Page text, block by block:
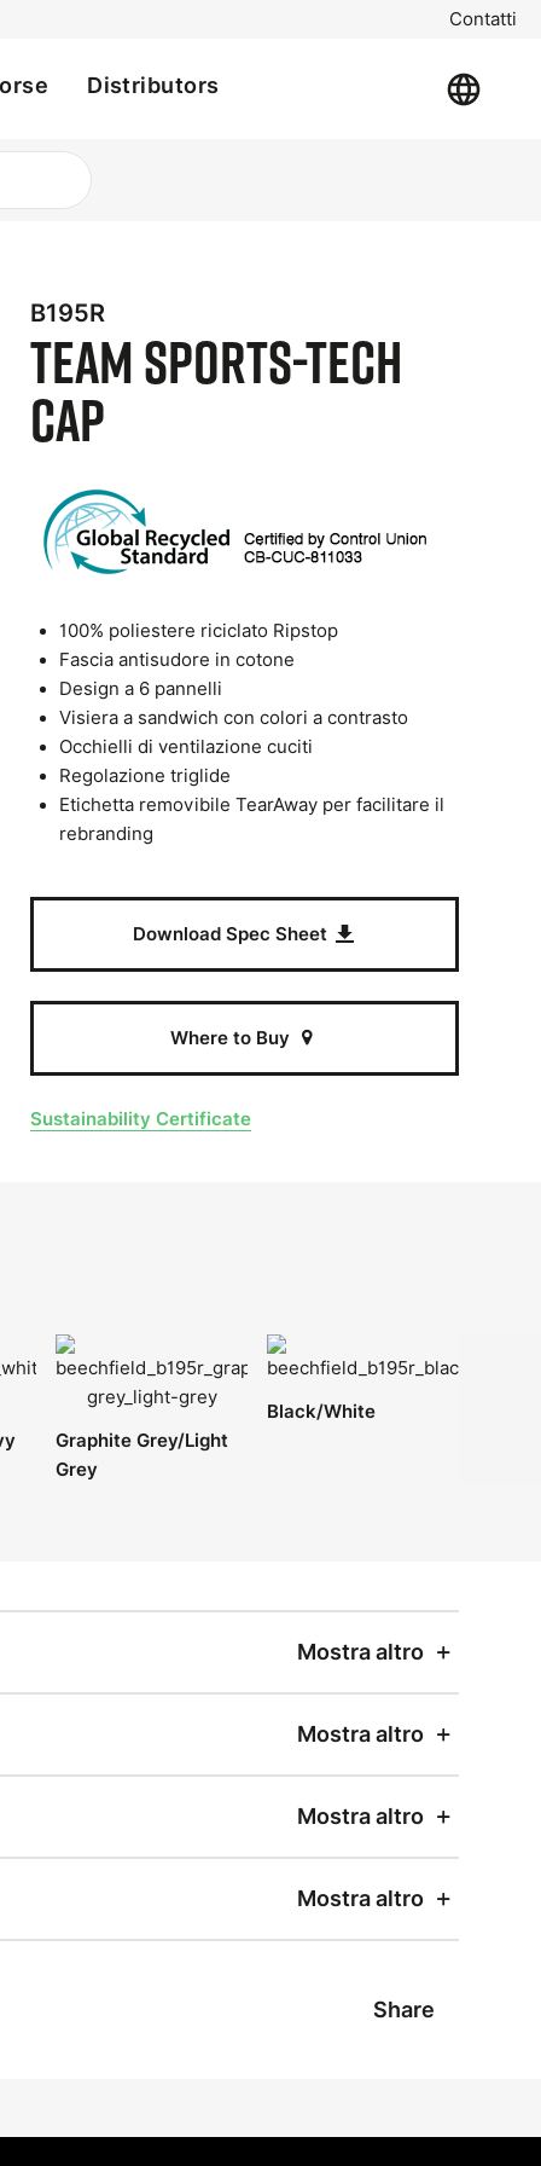
Contatti
Distributors
B195R
Team Sports-Tech
Cap
100% poliestere riciclato Ripstop
Fascia antisudore in cotone
Design a 6 pannelli
Visiera a sandwich con colori a contrasto
Occhielli di ventilazione cuciti
Regolazione triglide
Etichetta removibile TearAway per facilitare il
rebranding
Download Spec Sheet
Where to Buy
Sustainability Certificate
Graphite Grey/Light
Grey
Black/White
Mostra altro
Mostra altro
Mostra altro
Mostra altro
Share